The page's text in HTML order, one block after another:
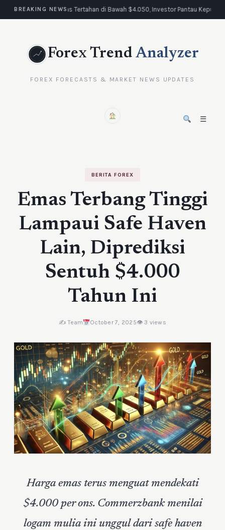
BREAKING NEWSEmas Tertahan di Bawah $4.050, Investor Pantau
Forex Trend Analyzer
FOREX FORECASTS & MARKET NEWS UPDATES
☰
BERITA FOREX
Emas Terbang Tinggi
Lampaui Safe Haven
Lain, Diprediksi
Sentuh $4.000
Tahun Ini
✍️ Team October 7, 2025👁 3 views
Harga emas terus menguat mendekati
$4.000 per ons. Commerzbank menilai
logam mulia ini unggul dari safe haven